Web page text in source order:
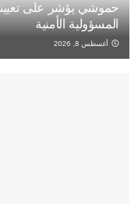
حموشي يؤشر على
المسؤولية الأمنية
أغسطس 8, 2026